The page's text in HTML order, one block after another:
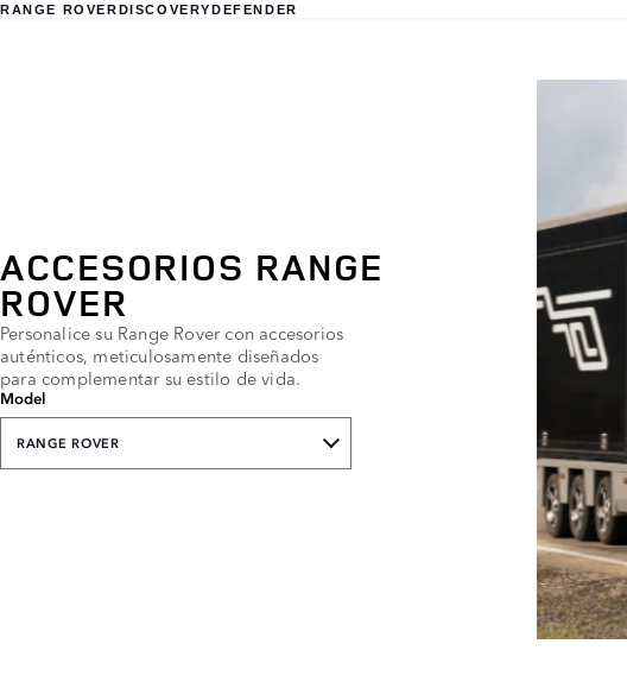
RANGE ROVERDISCOVERYDEFENDER
ACCESORIOS RANGE
ROVER
Personalice su Range Rover con accesorios
auténticos, meticulosamente diseñados
para complementar su estilo de vida.
Model
RANGE ROVER